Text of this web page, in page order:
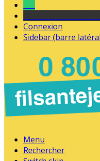
Connexion
Sidebar (barre
Menu
Rechercher